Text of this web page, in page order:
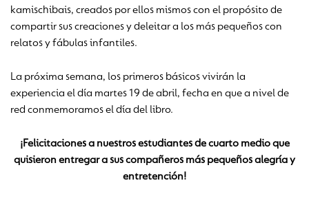
kamischibais, creados por ellos mismos con el propósito de
compartir sus creaciones y deleitar a los más pequeños con
relatos y fábulas infantiles.
La próxima semana, los primeros básicos vivirán la
experiencia el día martes 19 de abril, fecha en que a nivel de
red conmemoramos el día del libro.
¡Felicitaciones a nuestros estudiantes de cuarto medio que
quisieron entregar a sus compañeros más pequeños alegría y
entretención!